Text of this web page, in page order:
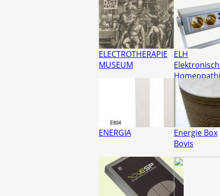
ELECTROTHERAPIE
MUSEUM
ELH
ENERGIA
Energie Box
Bovis